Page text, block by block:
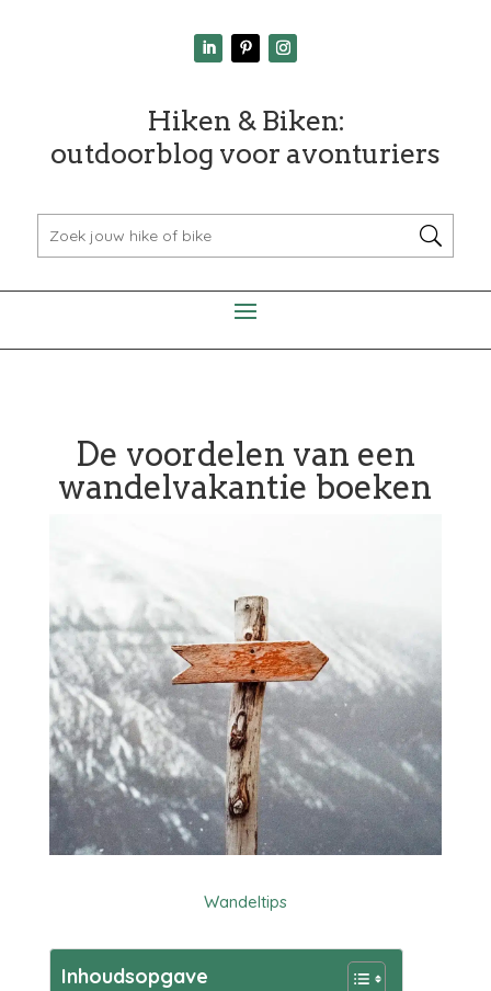
Hiken & Biken:
outdoorblog voor avonturiers
De voordelen van een
wandelvakantie boeken
Wandeltips
Inhoudsopgave